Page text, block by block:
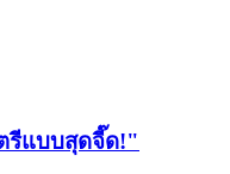
รีแบบสุดจี๊ด!"